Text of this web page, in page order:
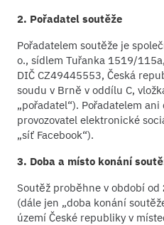
2. Pořadatel soutěže
Pořadatelem soutěže je
o., sídlem Tuřanka 1519/
DIČ CZ49445553, Česká
soudu v Brně v oddílu C,
„pořadatel“). Pořadatelem
provozovatel elektronické
„síť Facebook“).
3. Doba a místo konání
Soutěž proběhne v období od
(dále jen „doba konání
území České republiky v